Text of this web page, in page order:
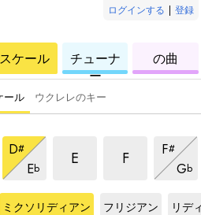
ログインする | 登録
ウ
ク
レ
レ
スケール
ク
レ
レ
チューナ
ー
ク
レ
の曲
ール ウクレレのキー
ル
ケール
ンスケール
ディアンスケール
D#
ミクソリディアンスケール
Eb
ミクソリディアンスケール
E
ミクソリディアンス
F
ミクソリデ
F#
ミクソ
Gb
ミク
ミクソリディアン
フリジアン
リデ